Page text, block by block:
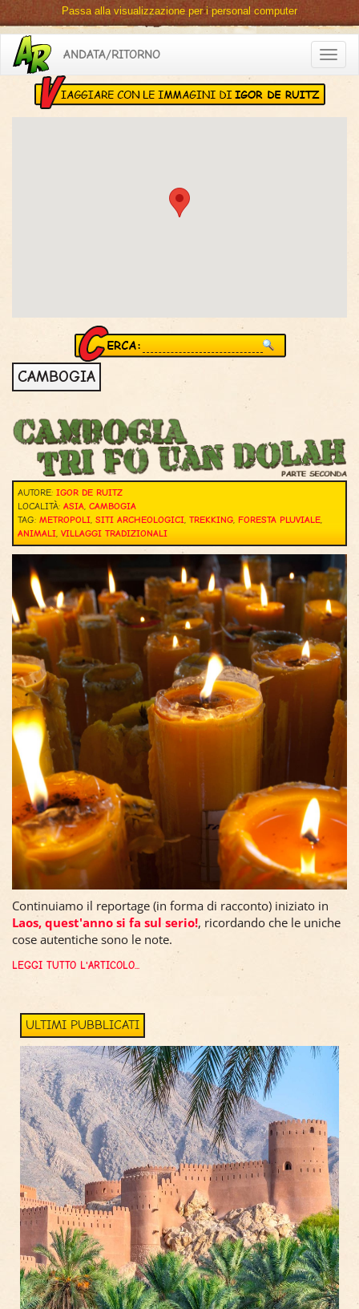
Passa alla visualizzazione per i personal computer
ANDATA/RITORNO
CAMBOGIA
AUTORE: IGOR DE RUITZ
LOCALITÀ: ASIA, CAMBOGIA
TAG: METROPOLI, SITI ARCHEOLOGICI, TREKKING, FORESTA PLUVIALE,
ANIMALI, VILLAGGI TRADIZIONALI
Continuiamo il reportage (in forma di racconto) iniziato in
Laos, quest'anno si fa sul serio!, ricordando che le uniche
cose autentiche sono le note.
LEGGI TUTTO L'ARTICOLO...
ULTIMI PUBBLICATI